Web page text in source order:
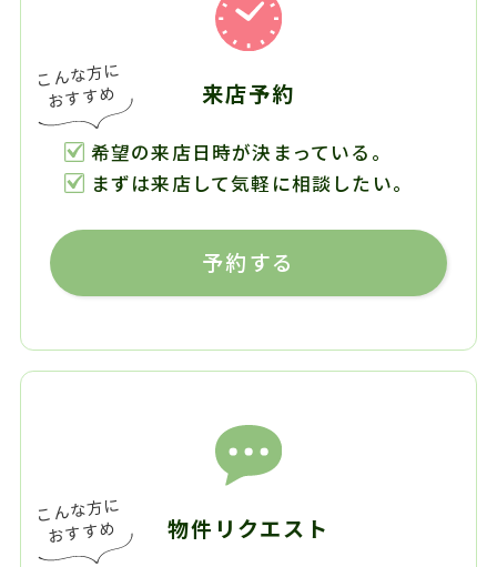
来店予約
希望の来店日時が決まっている。
まずは来店して気軽に相談したい。
予約する
物件リクエスト